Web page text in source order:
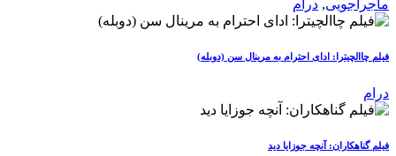
ماجراجویی, درام
فیلم چاالچیترا: ادای احترام به مرینال سن (دوبله)
درام
فیلم گناهکاران: آنچه جوزایا دید